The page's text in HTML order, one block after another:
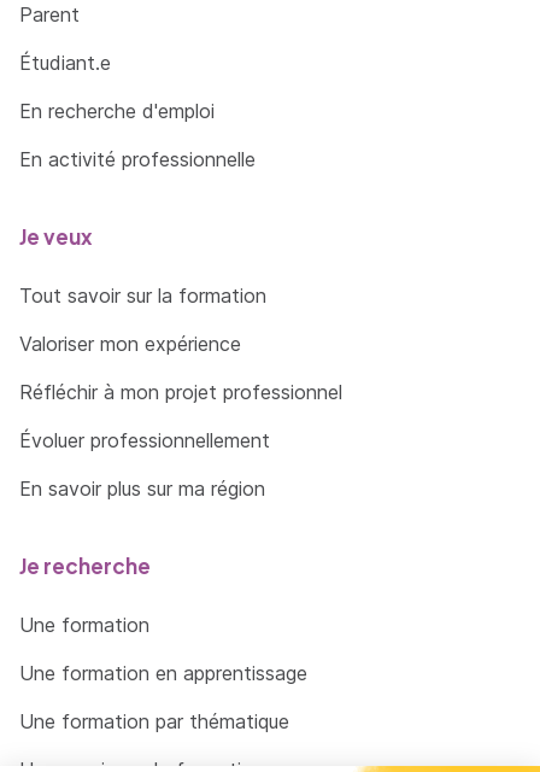
Parent
Étudiant.e
En recherche d'emploi
En activité professionnelle
Je veux
Tout savoir sur la formation
Valoriser mon expérience
Réfléchir à mon projet professionnel
Évoluer professionnellement
En savoir plus sur ma région
Je recherche
Une formation
Une formation en apprentissage
Une formation par thématique